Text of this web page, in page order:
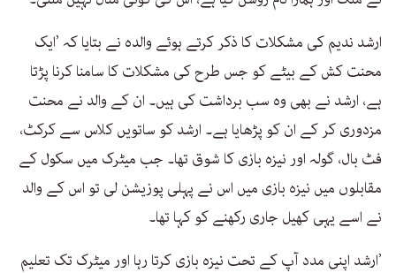
ارشد ندیم کی مشکلات کا ذکر کرتے ہوئے والدہ نے بتایا کہ ’ایک
محنت کش کے بیٹے کو جس طرح کی مشکلات کا سامنا کرنا پڑتا
ہے، ارشد نے بھی وہ سب برداشت کی ہیں۔ ان کے والد نے محنت
مزدوری کر کے ان کو پڑھایا ہے۔ ارشد کو ساتویں کلاس سے کرکٹ،
فٹ بال، گولہ اور نیزہ بازی کا شوق تھا۔ جب میٹرک میں سکول کے
مقابلوں میں نیزہ بازی میں اس نے پہلی پوزیشن لی تو اس کے والد
نے اسے یہی کھیل جاری رکھنے کو کہا تھا۔
’ارشد اپنی مدد آپ کے تحت نیزہ بازی کرتا رہا اور میٹرک تک تعلیم